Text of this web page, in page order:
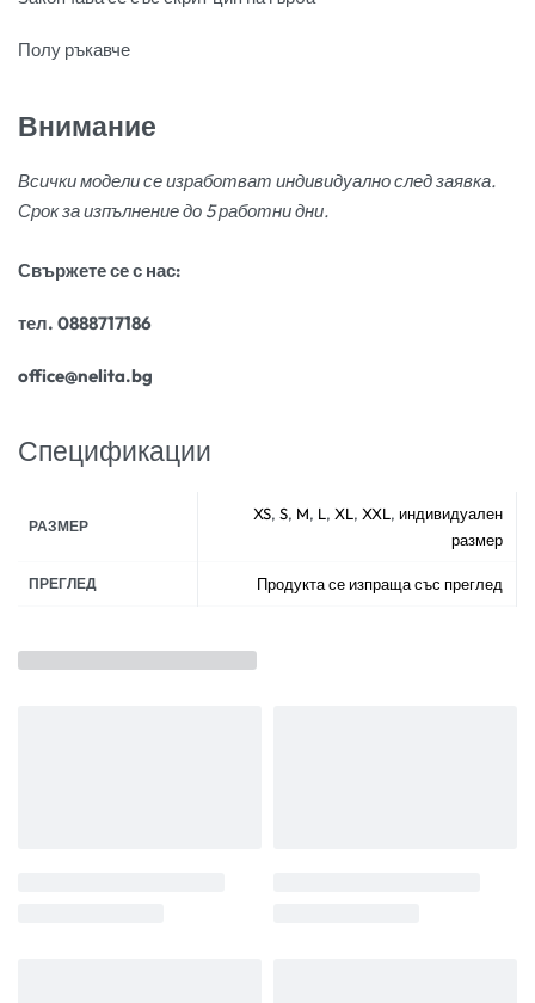
Полу ръкавче
Внимание
Всички модели се изработват индивидуално след заявка.
Срок за изпълнение до 5 работни дни.
Свържете се с нас:
тел. 0888717186
office@nelita.bg
Спецификации
РАЗМЕР
XS, S, M, L, XL, XXL, индивидуален
размер
ПРЕГЛЕД Продукта се изпраща със преглед